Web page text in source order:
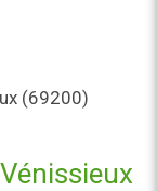
(69200)